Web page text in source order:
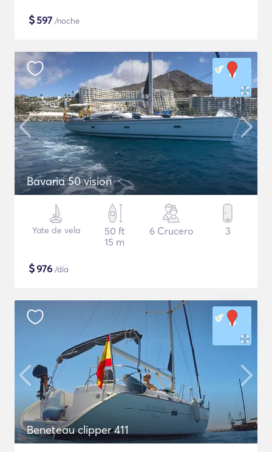
$597 /noche
Bavaria 50 vision
Yate de vela
50 ft
15 m
6 Crucero 3
$976 /día
Beneteau clipper 411